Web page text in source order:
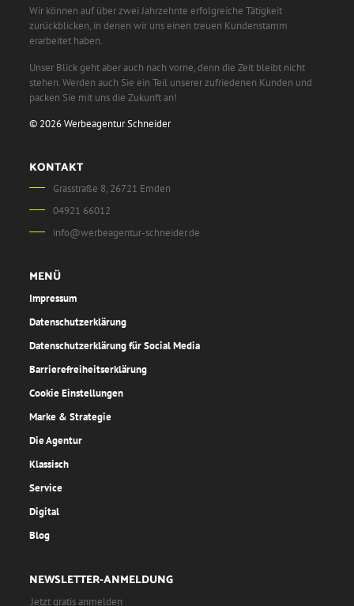
Wir können auf über zwei Jahrzehnte erfolgreiche Tätigkeit
zurückblicken, in denen wir uns einen treuen Kundenstamm
erarbeitet haben.
Unser Blick geht aber auch nach vorne, denn die Zeit bleibt nicht
stehen. Werden auch Sie ein Teil unserer zufriedenen Kunden und
packen Sie mit uns die Zukunft an!
© 2026 Werbeagentur Schneider
KONTAKT
Grasstraße 8, 26721 Emden
04921 66012
info@werbeagentur-schneider.de
MENÜ
Impressum
Datenschutzerklärung
Datenschutzerklärung für Social Media
Barrierefreiheitserklärung
Cookie Einstellungen
Marke & Strategie
Die Agentur
Klassisch
Service
Digital
Blog
NEWSLETTER-ANMELDUNG
Jetzt gratis anmelden